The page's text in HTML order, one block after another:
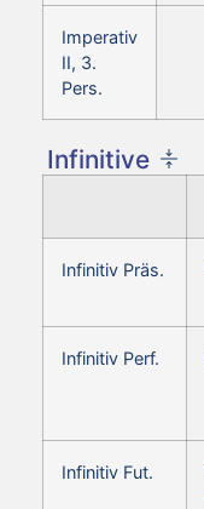
Imperativ
II, 3.
Pers.
Infinitive
Infinitiv Präs.
Infinitiv Perf.
Infinitiv Fut.